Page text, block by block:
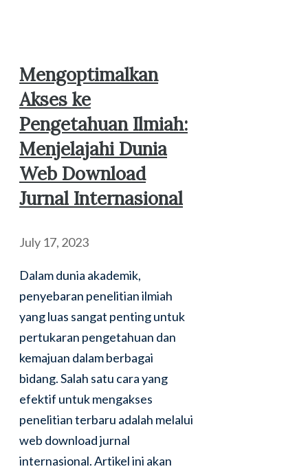
Mengoptimalkan
Akses ke
Pengetahuan Ilmiah:
Menjelajahi Dunia
Web Download
Jurnal Internasional
July 17, 2023
Dalam dunia akademik,
penyebaran penelitian ilmiah
yang luas sangat penting untuk
pertukaran pengetahuan dan
kemajuan dalam berbagai
bidang. Salah satu cara yang
efektif untuk mengakses
penelitian terbaru adalah melalui
web download jurnal
internasional. Artikel ini akan